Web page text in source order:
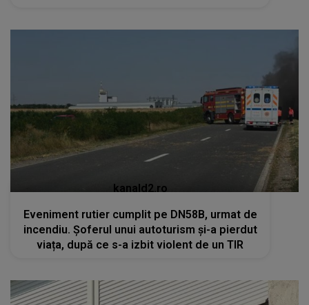
Eveniment rutier cumplit pe DN58B, urmat de
incendiu. Șoferul unui autoturism și-a pierdut
viața, după ce s-a izbit violent de un TIR